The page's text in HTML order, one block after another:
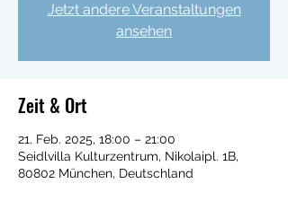
Jetzt andere Veranstaltungen
ansehen
Zeit & Ort
21. Feb. 2025, 18:00 – 21:00
Seidlvilla Kulturzentrum, Nikolaipl. 1B,
80802 München, Deutschland